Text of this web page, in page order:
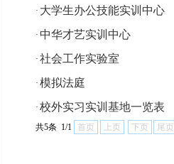
· 大学生办公技能实训中心
· 中华才艺实训中心
· 社会工作实验室
· 模拟法庭
· 校外实习实训基地一览表
共5条 1/1 首页 上页 下页 尾页